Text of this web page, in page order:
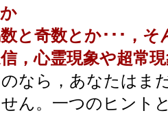
と奇数とか･･･，そ
，心霊現象や超常
なら，あなたはま
ん。一つのヒント